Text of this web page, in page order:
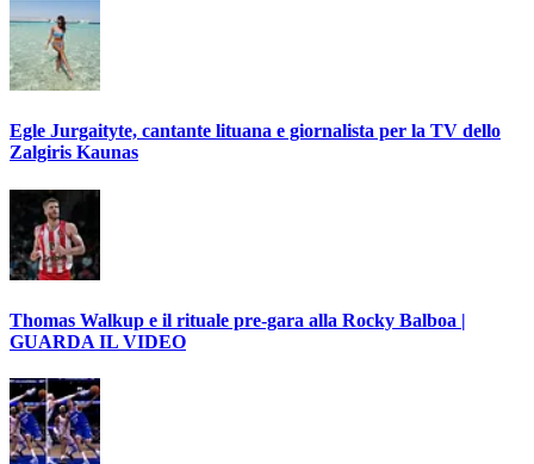
Egle Jurgaityte, cantante lituana e giornalista per la TV dello
Zalgiris Kaunas
Thomas Walkup e il rituale pre-gara alla Rocky Balboa |
GUARDA IL VIDEO